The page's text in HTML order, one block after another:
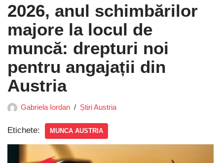
2026, anul schimbărilor
majore la locul de
muncă: drepturi noi
pentru angajații din
Austria
Gabriela Iordan Știri Austria
Etichete: MUNCA AUSTRIA